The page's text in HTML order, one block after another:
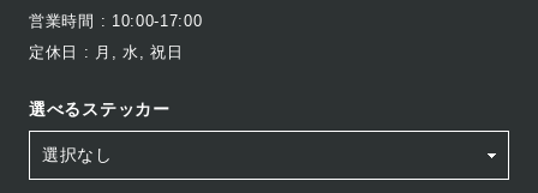
営業時間 : 10:00-17:00
定休日 : 月, 水, 祝日
選べるステッカー